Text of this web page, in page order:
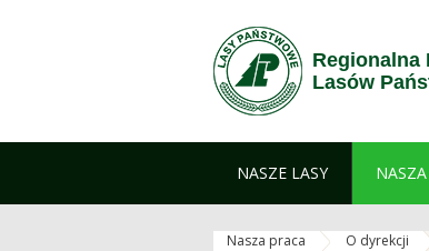
Regionalna
Lasów
NASZE LASY
Nasza praca O dyrekcji